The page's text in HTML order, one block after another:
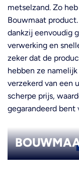
metselzand. Zo
Bouwmaat
dankzij eenvoudig
verwerking en
zeker dat de
hebben ze
verzekerd van een
scherpe prijs,
gegarandeerd